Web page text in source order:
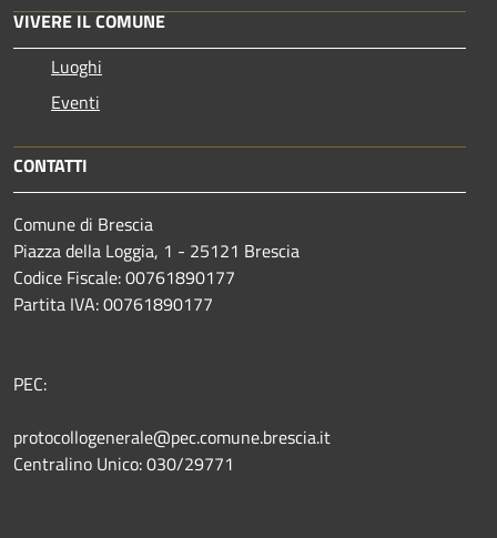
VIVERE IL COMUNE
Luoghi
Eventi
CONTATTI
Comune di Brescia
Piazza della Loggia, 1 - 25121 Brescia
Codice Fiscale: 00761890177
Partita IVA: 00761890177
PEC:
protocollogenerale@pec.comune.brescia.it
Centralino Unico: 030/29771